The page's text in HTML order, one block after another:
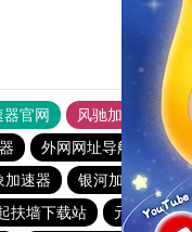
器官网 风驰加速器
外网网址导航 软
加速器 银河加速器官网
扶墙下载站 元链加速器